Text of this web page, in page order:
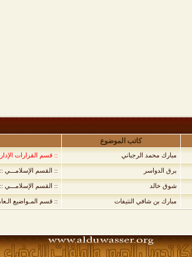
كاتب الموضوع
مبارك محمد الرجباني :: قسم القرارات
برق الدواسر :: القسم الإسلامـــي ::
شوق خالد :: القسم الإسلامـــي ::
مبارك بن شافي النتيفات :: قسم المـواضيع